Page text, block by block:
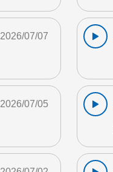
2026/07/07
2026/07/05